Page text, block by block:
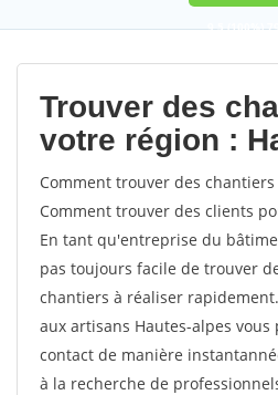
9,5(100%)
votes
Trouver des
votre région :
Comment trouver des
Comment trouver des clients
En tant qu'entreprise du
pas toujours facile de trouver
chantiers à réaliser
aux artisans Hautes-alpes
contact de manière
à la recherche de